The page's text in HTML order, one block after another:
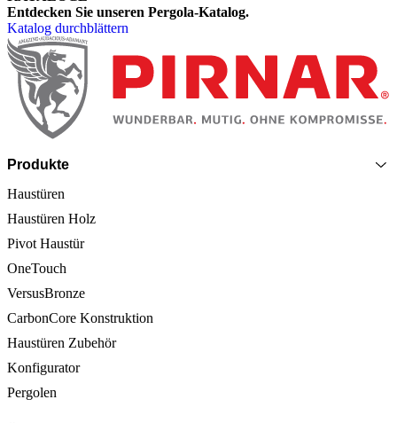
Entdecken Sie unseren Pergola-Katalog.
Katalog durchblättern
Seitenfooter
Produkte
Haustüren
Haustüren Holz
Pivot Haustür
OneTouch
VersusBronze
CarbonCore Konstruktion
Haustüren Zubehör
Konfigurator
Pergolen